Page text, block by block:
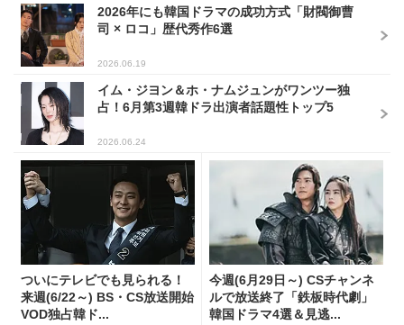
2026年にも韓国ドラマの成功方式「財閥御曹
司 × ロコ」歴代秀作6選
2026.06.19
イム・ジヨン＆ホ・ナムジュンがワンツー独
占！6月第3週韓ドラ出演者話題性トップ5
2026.06.24
ついにテレビでも見られる！
来週(6/22～) BS・CS放送開始
VOD独占韓ド...
今週(6月29日～) CSチャンネ
ルで放送終了「鉄板時代劇」
韓国ドラマ4選＆見逃...